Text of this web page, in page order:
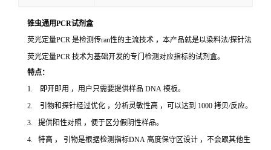
锥虫通用PCR试剂盒
荧光定量PCR 是检测传ran性的主流技术 ，本产品就是以染料法/探针法
荧光定量PCR 技术为基础开发的专门检测对应指标的试剂盒。
特点：
1. 即开即用 ，用户只需要提供样品 DNA 模板。
2. 引物和探针经过优化 ，分析灵敏性高 ，可以达到 1000 拷贝/反应。
3. 提供阳性对照 ，便于区分假阴性样品。
4. 特高 ， 引物是根据检测指标DNA 高度保守区设计 ，不会跟其他生